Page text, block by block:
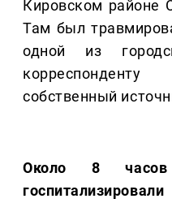
Кировском районе
Там был
одной из
собственный
Около 8 часов
госпитализировали